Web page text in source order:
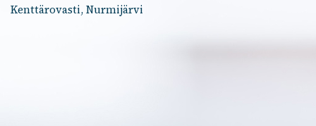
Kenttärovasti, Nurmijärvi